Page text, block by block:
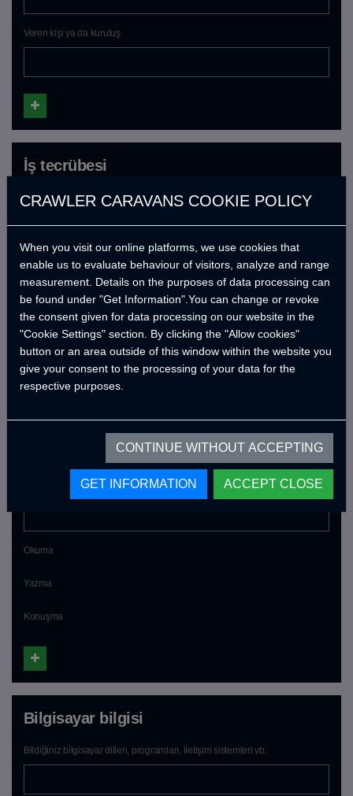
Veren kişi ya da kuruluş
İş tecrübesi
Kuruluş adı
Task
Çalışma tarihi
Yabancı dil bilgisi
Okuma
Yazma
Konuşma
Bilgisayar bilgisi
Bildiğiniz bilgisayar dilleri, programları, iletişim sistemleri vb.
CRAWLER CARAVANS COOKIE POLICY
When you visit our online platforms, we use cookies that
enable us to evaluate behaviour of visitors, analyze and range
measurement. Details on the purposes of data processing can
be found under "Get Information".You can change or revoke
the consent given for data processing on our website in the
"Cookie Settings" section. By clicking the "Allow cookies"
button or an area outside of this window within the website you
give your consent to the processing of your data for the
respective purposes.
CONTINUE WITHOUT ACCEPTING
GET INFORMATION ACCEPT CLOSE